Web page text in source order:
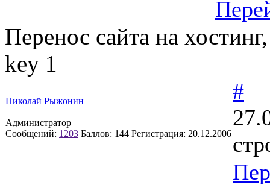
Перенос сайта на
key 1
Николай Рыжонин
Администратор
Сообщений: 1203 Баллов: 144 Регистрация: 20.12.2006
#